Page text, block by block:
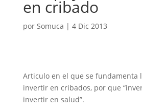
en cribado
por Somuca | 4 Dic 2013
Articulo en el que se fundamenta
invertir en cribados, por que
invertir en salud”.